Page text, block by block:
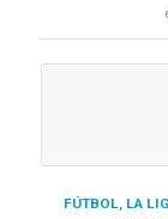
FÚTBOL, LA